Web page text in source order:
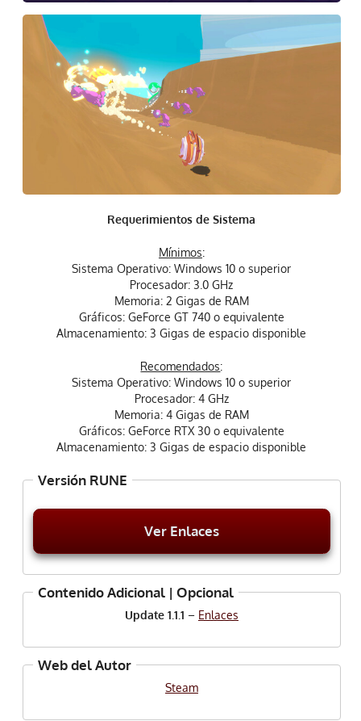
Requerimientos de Sistema
Mínimos:
Sistema Operativo: Windows 10 o superior
Procesador: 3.0 GHz
Memoria: 2 Gigas de RAM
Gráficos: GeForce GT 740 o equivalente
Almacenamiento: 3 Gigas de espacio disponible
Recomendados:
Sistema Operativo: Windows 10 o superior
Procesador: 4 GHz
Memoria: 4 Gigas de RAM
Gráficos: GeForce RTX 30 o equivalente
Almacenamiento: 3 Gigas de espacio disponible
Versión RUNE
Ver Enlaces
Contenido Adicional | Opcional
Update 1.1.1 – Enlaces
Web del Autor
Steam